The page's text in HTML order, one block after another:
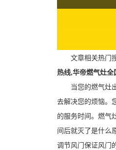
文章相关热门
热线,华帝燃气灶
当您的燃气灶
去解决您的烦恼。
的服务时间。燃气
间后就灭了是什
调节风门保证风门